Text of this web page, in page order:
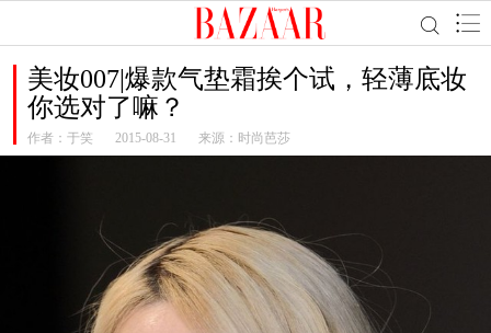
美妆007|爆款气垫霜挨个试，轻薄底妆
你选对了嘛？
作者： 于笑 2015-08-31 来源：时尚芭莎